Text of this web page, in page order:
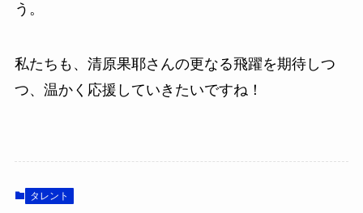
う。
私たちも、清原果耶さんの更なる飛躍を期待しつ
つ、温かく応援していきたいですね！
タレント